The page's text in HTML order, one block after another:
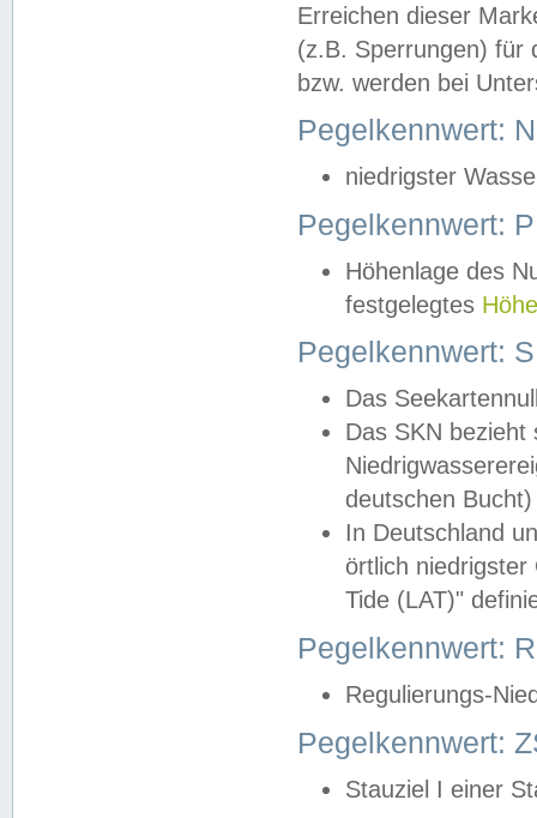
Erreichen dieser
(z.B. Sperrungen) für
bzw. werden bei
Pegelkennwert:
niedrigster
Pegelkennwert:
Höhenlage des
festgelegtes
Pegelkennwert:
Das
Das SKN
deutschen
In Deutschland
örtlich
Tide (LAT)"
Pegelkennwert:
Regulierungs-
Pegelkennwert:
Stauziel I einer